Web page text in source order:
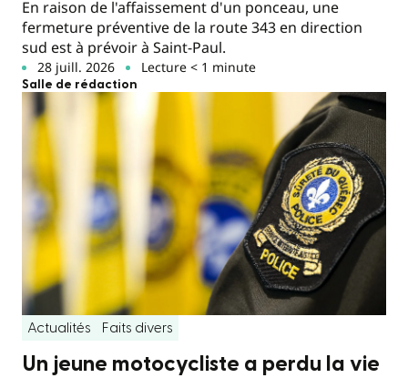
En raison de l'affaissement d'un ponceau, une
fermeture préventive de la route 343 en direction
sud est à prévoir à Saint-Paul.
28 juill. 2026 Lecture < 1 minute
Salle de rédaction
Actualités Faits divers
Un jeune motocycliste a perdu la vie